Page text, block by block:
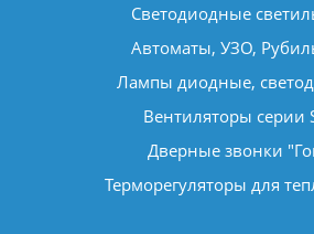
Светодиодные
Автоматы, УЗО,
Лампы диодные,
Вентиляторы серии
Дверные звонки
Терморегуляторы для